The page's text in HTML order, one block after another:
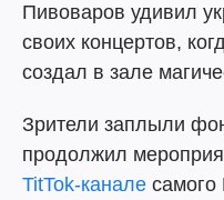
Пивоваров удивил
своих концертов,
создал в зале
Зрители заплыли
продолжил
TitTok-канале самого